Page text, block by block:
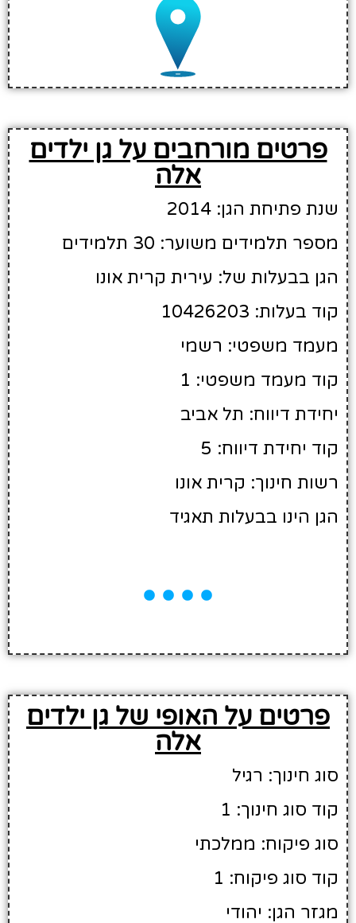
פרטים מורחבים על גן ילדים
אלה
שנת פתיחת הגן: 2014
מספר תלמידים משוער: 30 תלמידים
הגן בבעלות של: עירית קרית אונו
קוד בעלות: 10426203
מעמד משפטי: רשמי
קוד מעמד משפטי: 1
יחידת דיווח: תל אביב
קוד יחידת דיווח: 5
רשות חינוך: קרית אונו
הגן הינו בבעלות תאגיד
פרטים על האופי של גן ילדים
אלה
סוג חינוך: רגיל
קוד סוג חינוך: 1
סוג פיקוח: ממלכתי
קוד סוג פיקוח: 1
מגזר הגן: יהודי